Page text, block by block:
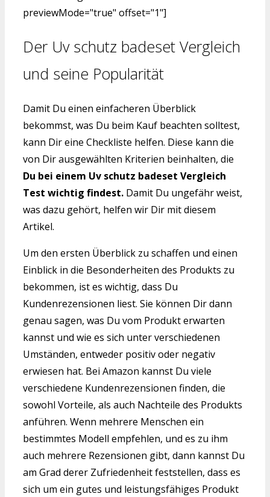
previewMode="true" offset="1"]
Der Uv schutz badeset Vergleich
und seine Popularität
Damit Du einen einfacheren Überblick
bekommst, was Du beim Kauf beachten solltest,
kann Dir eine Checkliste helfen. Diese kann die
von Dir ausgewählten Kriterien beinhalten, die
Du bei einem Uv schutz badeset Vergleich
Test wichtig findest. Damit Du ungefähr weist,
was dazu gehört, helfen wir Dir mit diesem
Artikel.
Um den ersten Überblick zu schaffen und einen
Einblick in die Besonderheiten des Produkts zu
bekommen, ist es wichtig, dass Du
Kundenrezensionen liest. Sie können Dir dann
genau sagen, was Du vom Produkt erwarten
kannst und wie es sich unter verschiedenen
Umständen, entweder positiv oder negativ
erwiesen hat. Bei Amazon kannst Du viele
verschiedene Kundenrezensionen finden, die
sowohl Vorteile, als auch Nachteile des Produkts
anführen. Wenn mehrere Menschen ein
bestimmtes Modell empfehlen, und es zu ihm
auch mehrere Rezensionen gibt, dann kannst Du
am Grad derer Zufriedenheit feststellen, dass es
sich um ein gutes und leistungsfähiges Produkt